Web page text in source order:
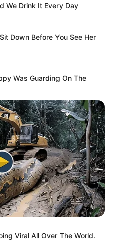
We Drink It Every Day
Down Before You See Her
Was Guarding On The
Viral All Over The World.